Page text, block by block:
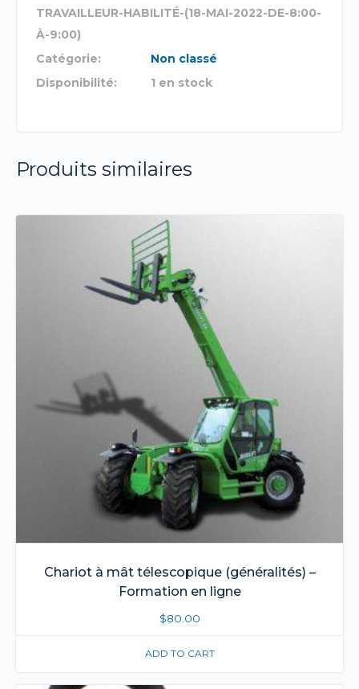
TRAVAILLEUR-HABILITÉ-(18-MAI-2022-DE-8:00-
À-9:00)
Catégorie:
Non classé
Disponibilité:
1 en stock
Produits similaires
Chariot à mât télescopique (généralités) –
Formation en ligne
$80.00
ADD TO CART